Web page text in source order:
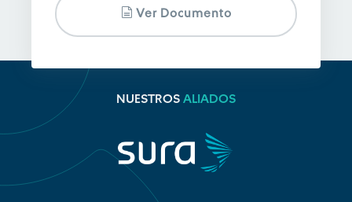
Ver Documento
NUESTROS ALIADOS